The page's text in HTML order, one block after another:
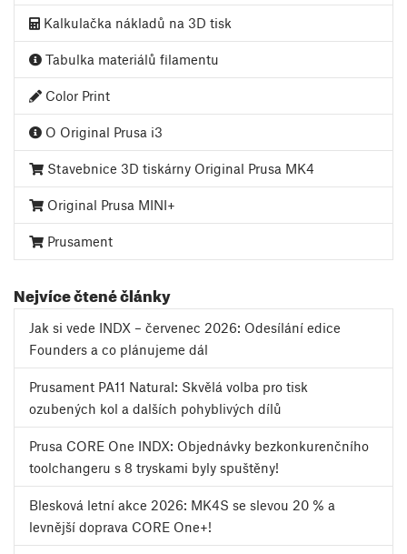
Kalkulačka nákladů na 3D tisk
Tabulka materiálů filamentu
Color Print
O Original Prusa i3
Stavebnice 3D tiskárny Original Prusa MK4
Original Prusa MINI+
Prusament
Nejvíce čtené články
Jak si vede INDX – červenec 2026: Odesílání edice
Founders a co plánujeme dál
Prusament PA11 Natural: Skvělá volba pro tisk
ozubených kol a dalších pohyblivých dílů
Prusa CORE One INDX: Objednávky bezkonkurenčního
toolchangeru s 8 tryskami byly spuštěny!
Blesková letní akce 2026: MK4S se slevou 20 % a
levnější doprava CORE One+!